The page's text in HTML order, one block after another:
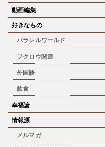
動画編集
好きなもの
パラレルワールド
フクロウ関連
外国語
飲食
幸福論
情報源
メルマガ